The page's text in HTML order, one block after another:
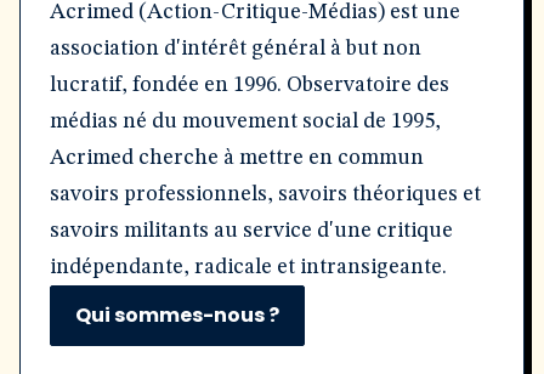
Acrimed (Action-Critique-Médias) est une
association d'intérêt général à but non
lucratif, fondée en 1996. Observatoire des
médias né du mouvement social de 1995,
Acrimed cherche à mettre en commun
savoirs professionnels, savoirs théoriques et
savoirs militants au service d'une critique
indépendante, radicale et intransigeante.
Qui sommes-nous ?